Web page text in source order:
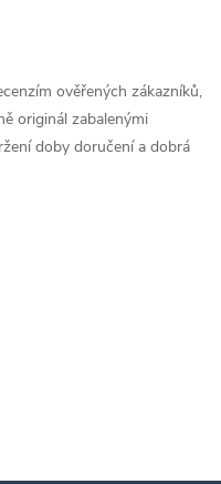
ověřených zákazníků,
originál zabalenými
doby doručení a dobrá